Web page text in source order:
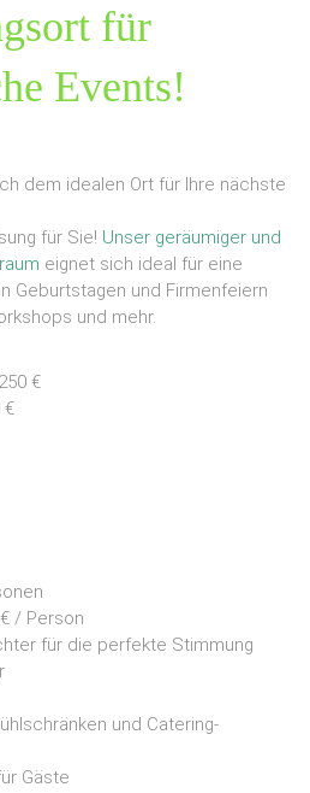
für
Events!
dem idealen Ort für Ihre nächste
für Sie! Unser geräumiger und
eignet sich ideal für eine
Geburtstagen und Firmenfeiern
und mehr.
€
€
/ Person
für die perfekte Stimmung
und Catering-
Gäste